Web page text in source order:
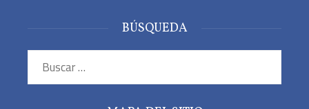
BÚSQUEDA